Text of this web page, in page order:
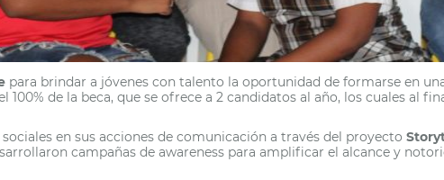
para brindar a jóvenes con talento la oportunidad de formarse en
de la beca, que se ofrece a 2 candidatos al año, los cuales al
en sus acciones de comunicación a través del proyecto
campañas de awareness para amplificar el alcance y